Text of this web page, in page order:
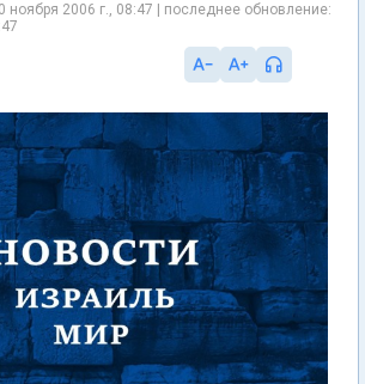
ноября 2006 г., 08:47 | последнее обновление: